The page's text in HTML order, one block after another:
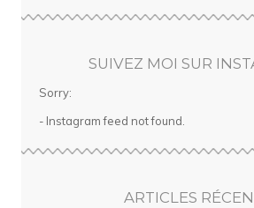
SUIVEZ MOI SUR
Sorry:
- Instagram feed not found.
ARTICLES